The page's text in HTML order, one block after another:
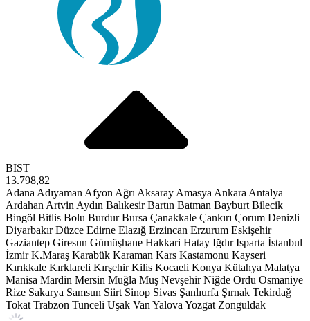
BIST
13.798,82
Adana Adıyaman Afyon Ağrı Aksaray Amasya Ankara Antalya
Ardahan Artvin Aydın Balıkesir Bartın Batman Bayburt Bilecik
Bingöl Bitlis Bolu Burdur Bursa Çanakkale Çankırı Çorum Denizli
Diyarbakır Düzce Edirne Elazığ Erzincan Erzurum Eskişehir
Gaziantep Giresun Gümüşhane Hakkari Hatay Iğdır Isparta İstanbul
İzmir K.Maraş Karabük Karaman Kars Kastamonu Kayseri
Kırıkkale Kırklareli Kırşehir Kilis Kocaeli Konya Kütahya Malatya
Manisa Mardin Mersin Muğla Muş Nevşehir Niğde Ordu Osmaniye
Rize Sakarya Samsun Siirt Sinop Sivas Şanlıurfa Şırnak Tekirdağ
Tokat Trabzon Tunceli Uşak Van Yalova Yozgat Zonguldak